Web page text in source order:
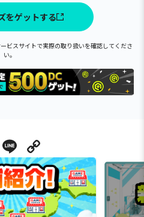
をゲットする
ビスサイトで実際の取り扱いを確認してくださ
い。
X Line